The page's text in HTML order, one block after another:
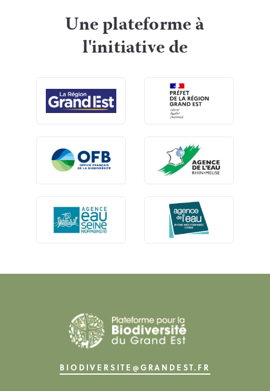
Une plateforme à
l'initiative de
BIODIVERSITE@GRANDEST.FR